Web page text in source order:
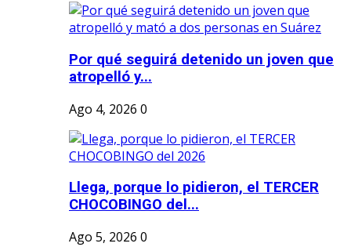
Por qué seguirá detenido un joven que
atropelló y...
Ago 4, 2026 0
Llega, porque lo pidieron, el TERCER
CHOCOBINGO del...
Ago 5, 2026 0